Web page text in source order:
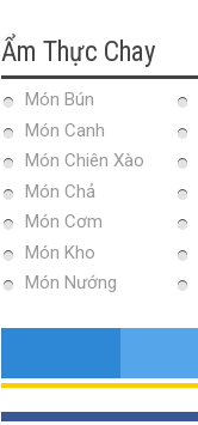
Ẩm Thực Chay
Món Bún
Món Canh
Món Chiên Xào
Món Chả
Món Cơm
Món Kho
Món Nướng